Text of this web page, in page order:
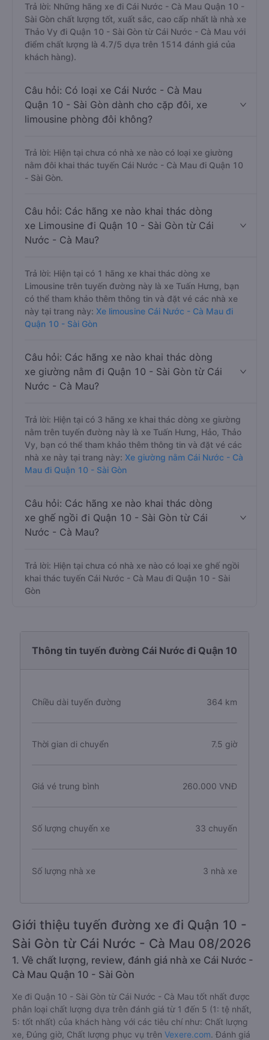
Trả lời: Những hãng xe đi Cái Nước - Cà Mau Quận 10 -
Sài Gòn chất lượng tốt, xuất sắc, cao cấp nhất là nhà xe
Thảo Vy đi Quận 10 - Sài Gòn từ Cái Nước - Cà Mau với
điểm chất lượng là 4.7/5 dựa trên 1514 đánh giá của
khách hàng).
Câu hỏi: Có loại xe Cái Nước - Cà Mau
Quận 10 - Sài Gòn dành cho cặp đôi, xe
limousine phòng đôi không?
Trả lời: Hiện tại chưa có nhà xe nào có loại xe giường
nằm đôi khai thác tuyến Cái Nước - Cà Mau đi Quận 10
- Sài Gòn.
Câu hỏi: Các hãng xe nào khai thác dòng
xe Limousine đi Quận 10 - Sài Gòn từ Cái
Nước - Cà Mau?
Trả lời: Hiện tại có 1 hãng xe khai thác dòng xe
Limousine trên tuyến đường này là xe Tuấn Hưng, bạn
có thể tham khảo thêm thông tin và đặt vé các nhà xe
này tại trang này: Xe limousine Cái Nước - Cà Mau đi
Quận 10 - Sài Gòn
Câu hỏi: Các hãng xe nào khai thác dòng
xe giường nằm đi Quận 10 - Sài Gòn từ Cái
Nước - Cà Mau?
Trả lời: Hiện tại có 3 hãng xe khai thác dòng xe giường
nằm trên tuyến đường này là xe Tuấn Hưng, Hảo, Thảo
Vy, bạn có thể tham khảo thêm thông tin và đặt vé các
nhà xe này tại trang này: Xe giường nằm Cái Nước - Cà
Mau đi Quận 10 - Sài Gòn
Câu hỏi: Các hãng xe nào khai thác dòng
xe ghế ngồi đi Quận 10 - Sài Gòn từ Cái
Nước - Cà Mau?
Trả lời: Hiện tại chưa có nhà xe nào có loại xe ghế ngồi
khai thác tuyến Cái Nước - Cà Mau đi Quận 10 - Sài
Gòn
Thông tin tuyến đường Cái Nước đi Quận 10
Chiều dài tuyến đường 364 km
Thời gian di chuyển 7.5 giờ
Giá vé trung bình 260.000 VNĐ
Số lượng chuyến xe 33 chuyến
Số lượng nhà xe 3 nhà xe
Giới thiệu tuyến đường xe đi Quận 10 -
Sài Gòn từ Cái Nước - Cà Mau 08/2026
1. Về chất lượng, review, đánh giá nhà xe Cái Nước -
Cà Mau Quận 10 - Sài Gòn
Xe đi Quận 10 - Sài Gòn từ Cái Nước - Cà Mau tốt nhất được
phân loại chất lượng dựa trên đánh giá từ 1 đến 5 (1: tệ nhất,
5: tốt nhất) của khách hàng với các tiêu chí như: Chất lượng
xe, Đúng giờ, Chất lượng phục vụ trên Vexere.com. Đánh giá